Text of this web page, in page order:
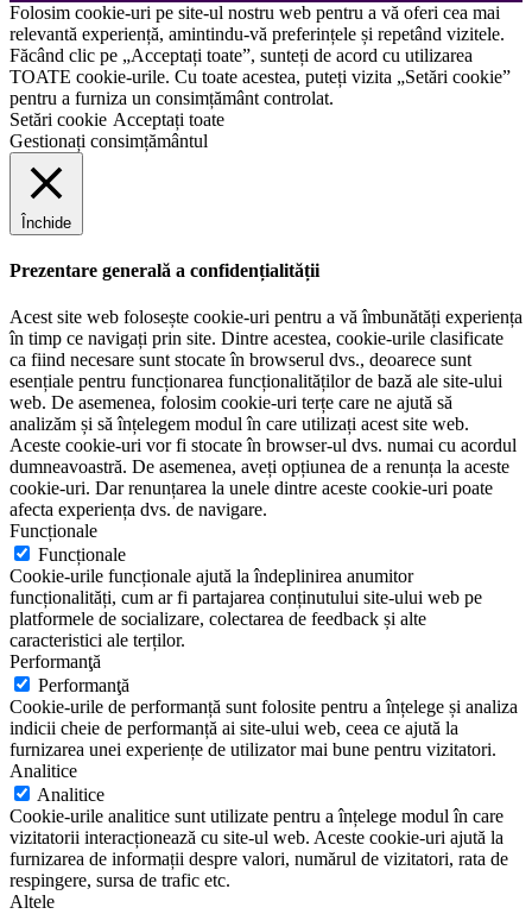
Folosim cookie-uri pe site-ul nostru web pentru a vă oferi cea mai
relevantă experiență, amintindu-vă preferințele și repetând vizitele.
Făcând clic pe „Acceptați toate”, sunteți de acord cu utilizarea
TOATE cookie-urile. Cu toate acestea, puteți vizita „Setări cookie”
pentru a furniza un consimțământ controlat.
Setări cookie Acceptați toate
Gestionați consimțământul
Închide
Prezentare generală a confidențialității
Acest site web folosește cookie-uri pentru a vă îmbunătăți experiența
în timp ce navigați prin site. Dintre acestea, cookie-urile clasificate
ca fiind necesare sunt stocate în browserul dvs., deoarece sunt
esențiale pentru funcționarea funcționalităților de bază ale site-ului
web. De asemenea, folosim cookie-uri terțe care ne ajută să
analizăm și să înțelegem modul în care utilizați acest site web.
Aceste cookie-uri vor fi stocate în browser-ul dvs. numai cu acordul
dumneavoastră. De asemenea, aveți opțiunea de a renunța la aceste
cookie-uri. Dar renunțarea la unele dintre aceste cookie-uri poate
afecta experiența dvs. de navigare.
Funcționale
Funcționale
Cookie-urile funcționale ajută la îndeplinirea anumitor
funcționalități, cum ar fi partajarea conținutului site-ului web pe
platformele de socializare, colectarea de feedback și alte
caracteristici ale terților.
Performanţă
Performanţă
Cookie-urile de performanță sunt folosite pentru a înțelege și analiza
indicii cheie de performanță ai site-ului web, ceea ce ajută la
furnizarea unei experiențe de utilizator mai bune pentru vizitatori.
Analitice
Analitice
Cookie-urile analitice sunt utilizate pentru a înțelege modul în care
vizitatorii interacționează cu site-ul web. Aceste cookie-uri ajută la
furnizarea de informații despre valori, numărul de vizitatori, rata de
respingere, sursa de trafic etc.
Altele